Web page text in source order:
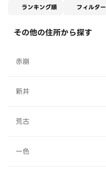
ランキング順 フィルター
その他の住所から探す
赤崩
新井
荒古
一色